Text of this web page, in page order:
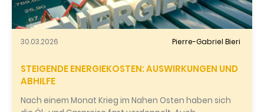
30.03.2026 Pierre-Gabriel Bieri
STEIGENDE ENERGIEKOSTEN: AUSWIRKUNGEN UND
ABHILFE
Nach einem Monat Krieg im Nahen Osten haben sich